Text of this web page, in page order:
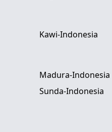
Kawi-Indonesia
Madura-Indonesia
Sunda-Indonesia